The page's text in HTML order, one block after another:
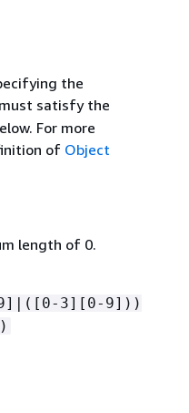
the
satisfy the
For more
of Object
length of 0.
3][0-9]))